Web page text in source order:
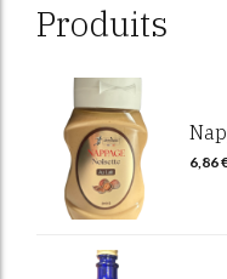
Produits
6,86